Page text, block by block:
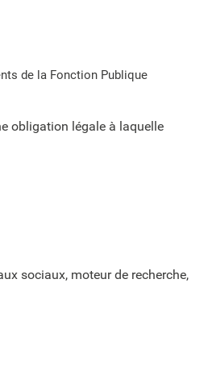
de la Fonction Publique
obligation légale à laquelle
sociaux, moteur de recherche,